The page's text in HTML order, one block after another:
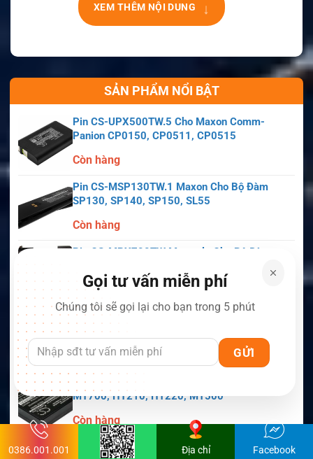
XEM THÊM NỘI DUNG ↓
SẢN PHẨM NỔI BẬT
Pin CS-UPX500TW.5 Cho Maxon Comm-
Panion CP0150, CP0511, CP0515
Còn hàng
Pin CS-MSP130TW.1 Maxon Cho Bộ Đàm
SP130, SP140, SP150, SL55
Còn hàng
Pin CS-MPX700TW Motorola Cho Bộ Đàm
Còn hàng
Pin CS-MKT594TW Motorola Cho Bộ Đàm
Astro Saber, MX1000, MX2000, MX3000
Còn hàng
Pin CS-MHT220TW Motorola Cho Bộ Đàm
MT700, HT210, HT220, MT500
Còn hàng
Gọi tư vấn miễn phí
Chúng tôi sẽ gọi lại cho bạn trong 5 phút
0386.001.001 Địa chỉ Facebook